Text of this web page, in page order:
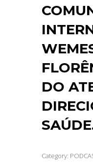
DO
Category: